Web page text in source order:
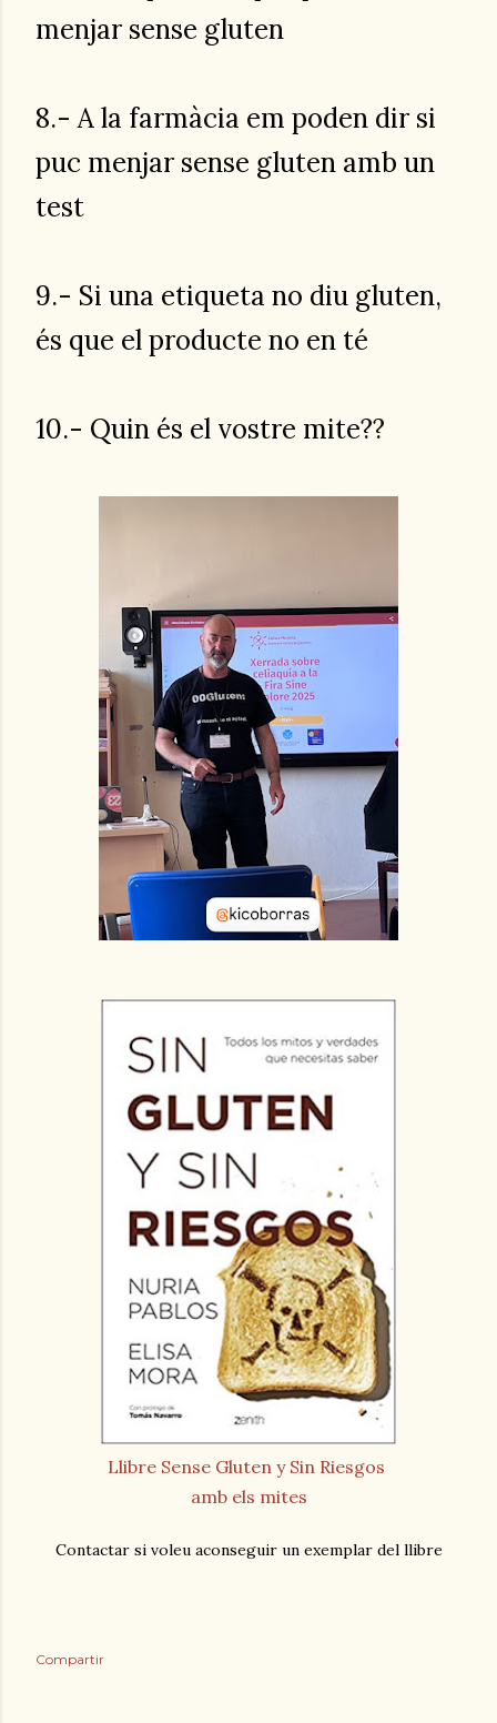
menjar sense gluten
8.- A la farmàcia em poden dir si
puc menjar sense gluten amb un
test
9.- Si una etiqueta no diu gluten,
és que el producte no en té
10.- Quin és el vostre mite??
Llibre Sense Gluten y Sin Riesgos
amb els mites
Contactar si voleu aconseguir un exemplar del llibre
Compartir